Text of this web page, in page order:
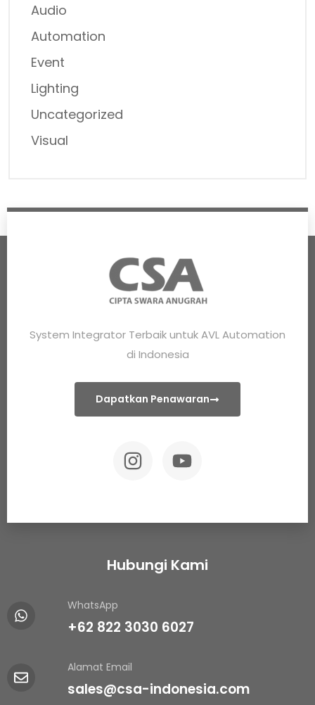
Audio
Automation
Event
Lighting
Uncategorized
Visual
System Integrator Terbaik untuk AVL Automation
di Indonesia
Dapatkan Penawaran
Hubungi Kami
WhatsApp
+62 822 3030 6027
Alamat Email
sales@csa-indonesia.com